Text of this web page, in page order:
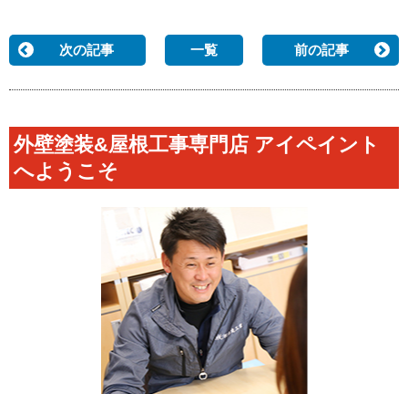
次の記事 一覧 前の記事
外壁塗装&屋根工事専門店 アイペイント
へようこそ